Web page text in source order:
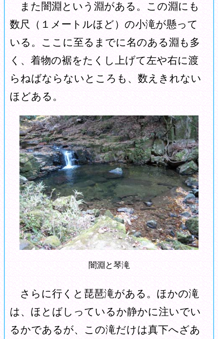
また闇淵という淵がある。この淵にも
数尺（１メートルほど）の小滝が懸って
いる。ここに至るまでに名のある淵も多
く、着物の裾をたくし上げて左や右に渡
らねばならないところも、数えきれない
ほどある。
闇淵と琴滝
さらに行くと琵琶滝がある。ほかの滝
は、ほとばしっているか静かに注いでい
るかであるが、この滝だけは真下へざあ